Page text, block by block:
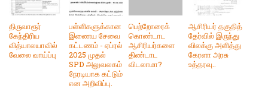
திருவாரூர்
கேந்திரிய
வித்யாலயாவில்
வேலை வாய்ப்பு
பள்ளிகளுக்கான
இணைய சேவை
கட்டணம் - ஏப்ரல்
2025 முதல்
SPD அலுவலகம்
நேரடியாக கட்டும்
என அறிவிப்பு.
பெற்றோரைக்
கொண்டாட
ஆசிரியர்களை
திண்டாட
விடலாமா?
ஆசிரியர் தகுதித்
தேர்வில் இருந்து
விலக்கு அளித்து
கேரளா அரசு
உத்தரவு..